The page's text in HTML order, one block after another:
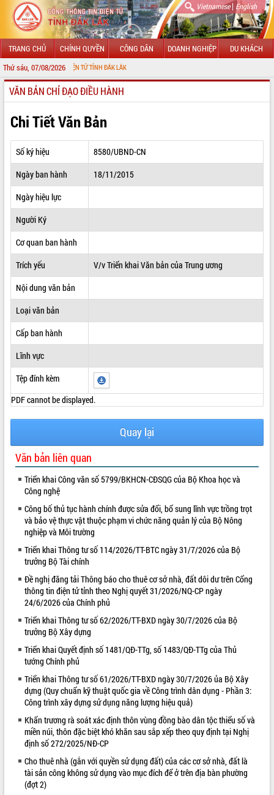
Vietnamese| English
TRANG CHỦ CHÍNH QUYỀN CÔNG DÂN DOANH NGHIỆP DU KHÁCH
Thứ sáu, 07/08/2026
TIN ĐIỆN TỬ TỈNH ĐẮK LẮK
GIỚI THIỆU
LÃNH ĐẠO UBND TỈNH
TIN TỨC SỰ KIỆN
SỞ, BAN, NGÀNH
THÔNG TIN CHỈ ĐẠO ĐIỀU HÀNH
HỆ THỐNG VĂN BẢN
VĂN BẢN HĐND TỈNH
ĐIỂM TIN VĂN BẢN
QUY HOẠCH - KẾ HOẠCH
VIDEO
Loading the player...
Lễ truy tặng danh hiệu “Bà Mẹ Việt
Nam Anh hùng” và trao Huân chương
Lao động
UBND tỉnh Đắk Lắk triển khai nhiệm
vụ 6 tháng cuối năm 2026
Kỳ họp thứ Hai, Hội đồng nhân dân
tỉnh khóa XI quyết nghị nhiều nội dung
quan trọng
Bí thư Tỉnh ủy Lương Nguyễn Minh
Triết thăm, tặng quà người có công với
cách mạng
Rà soát, hoàn thiện hệ thống thiết chế
văn hóa, thể thao đáp ứng yêu cầu
phát triển mới
ALBUM ẢNH
VĂN BẢN CHỈ ĐẠO ĐIỀU HÀNH
Chi Tiết Văn Bản
Số ký hiệu
8580/UBND-CN
Ngày ban hành
18/11/2015
Ngày hiệu lực
Người Ký
Cơ quan ban hành
Trích yếu
V/v Triển khai Văn bản của Trung ương
Nội dung văn bản
Loại văn bản
Cấp ban hành
Lĩnh vực
Tệp đính kèm
PDF cannot be displayed.
Quay lại
Văn bản liên quan
Triển khai Công văn số 5799/BKHCN-CĐSQG của Bộ Khoa học và
Công nghệ
Công bố thủ tục hành chính được sửa đổi, bổ sung lĩnh vực trồng trọt
và bảo vệ thực vật thuộc phạm vi chức năng quản lý của Bộ Nông
nghiệp và Môi trường
Triển khai Thông tư số 114/2026/TT-BTC ngày 31/7/2026 của Bộ
trưởng Bộ Tài chính
Đề nghị đăng tải Thông báo cho thuê cơ sở nhà, đất dôi dư trên Cổng
thông tin điện tử tỉnh theo Nghị quyết 31/2026/NQ-CP ngày
24/6/2026 của Chính phủ
Triển khai Thông tư số 62/2026/TT-BXD ngày 30/7/2026 của Bộ
trưởng Bộ Xây dựng
Triển khai Quyết định số 1481/QĐ-TTg, số 1483/QĐ-TTg của Thủ
tướng Chính phủ
Triển khai Thông tư số 61/2026/TT-BXD ngày 30/7/2026 ủa Bộ Xây
dựng (Quy chuẩn kỹ thuật quốc gia về Công trình dân dụng - Phần 3:
Công trình xây dựng sử dụng năng lượng hiệu quả)
Khẩn trương rà soát xác định thôn vùng đồng bào dân tộc thiểu số và
miền núi, thôn đặc biệt khó khăn sau sắp xếp theo quy định tại Nghị
định số 272/2025/NĐ-CP
Cho thuê nhà (gắn với quyền sử dụng đất) của các cơ sở nhà, đất là
tài sản công không sử dụng vào mục đích để ở trên địa bàn phường
(đợt 2)